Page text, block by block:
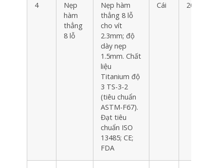
4
Nẹp
hàm
thẳng
8 lỗ
Nẹp hàm
thẳng 8 lỗ
cho vít
2.3mm; độ
dày nẹp
1.5mm. Chất
liệu
Titanium độ
3 TS-3-2
(tiêu chuẩn
ASTM-F67).
Đạt tiêu
chuẩn ISO
13485; CE;
FDA
Cái 20